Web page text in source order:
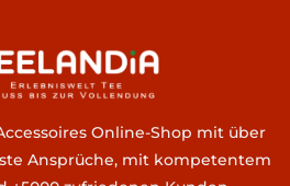
Online-Shop mit über
Ansprüche, mit kompetentem